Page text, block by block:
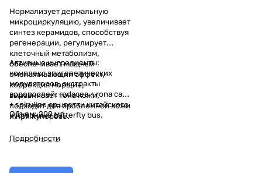
Нормализует дермальную
микроциркуляцию, увеличивает
синтез керамидов, способствуя
регенерации, регулирует
клеточный метаболизм,
обеспечивает мощный
омолаживающий эффект,
коррекция морщин,
выравнивает тона кожи,
подходит для проблемной кожи
и при куперозе.
Активные ингредиенты:
комплекс эпигенетических
модуляторов, экстракты
водорослей: rodacea + rona care
+ spiruline ap цветки китайского
кустарника butterfly bus.
Объем: 200 мл
Подробности